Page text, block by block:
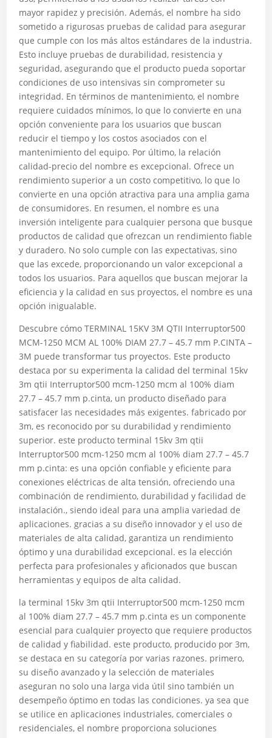
mayor rapidez y precisión. Además, el nombre ha sido
sometido a rigurosas pruebas de calidad para asegurar
que cumple con los más altos estándares de la industria.
Esto incluye pruebas de durabilidad, resistencia y
seguridad, asegurando que el producto pueda soportar
condiciones de uso intensivas sin comprometer su
integridad. En términos de mantenimiento, el nombre
requiere cuidados mínimos, lo que lo convierte en una
opción conveniente para los usuarios que buscan
reducir el tiempo y los costos asociados con el
mantenimiento del equipo. Por último, la relación
calidad-precio del nombre es excepcional. Ofrece un
rendimiento superior a un costo competitivo, lo que lo
convierte en una opción atractiva para una amplia gama
de consumidores. En resumen, el nombre es una
inversión inteligente para cualquier persona que busque
productos de calidad que ofrezcan un rendimiento fiable
y duradero. No solo cumple con las expectativas, sino
que las excede, proporcionando un valor excepcional a
todos los usuarios. Para aquellos que buscan mejorar la
eficiencia y la calidad en sus proyectos, el nombre es una
opción inigualable.
Descubre cómo TERMINAL 15KV 3M QTII Interruptor500
MCM-1250 MCM AL 100% DIAM 27.7 – 45.7 mm P.CINTA –
3M puede transformar tus proyectos. Este producto
destaca por su experimenta la calidad del terminal 15kv
3m qtii Interruptor500 mcm-1250 mcm al 100% diam
27.7 – 45.7 mm p.cinta, un producto diseñado para
satisfacer las necesidades más exigentes. fabricado por
3m, es reconocido por su durabilidad y rendimiento
superior. este producto terminal 15kv 3m qtii
Interruptor500 mcm-1250 mcm al 100% diam 27.7 – 45.7
mm p.cinta: es una opción confiable y eficiente para
conexiones eléctricas de alta tensión, ofreciendo una
combinación de rendimiento, durabilidad y facilidad de
instalación., siendo ideal para una amplia variedad de
aplicaciones. gracias a su diseño innovador y el uso de
materiales de alta calidad, garantiza un rendimiento
óptimo y una durabilidad excepcional. es la elección
perfecta para profesionales y aficionados que buscan
herramientas y equipos de alta calidad.
la terminal 15kv 3m qtii Interruptor500 mcm-1250 mcm
al 100% diam 27.7 – 45.7 mm p.cinta es un componente
esencial para cualquier proyecto que requiere productos
de calidad y fiabilidad. este producto, producido por 3m,
se destaca en su categoría por varias razones. primero,
su diseño avanzado y la selección de materiales
aseguran no solo una larga vida útil sino también un
desempeño óptimo en todas las condiciones. ya sea que
se utilice en aplicaciones industriales, comerciales o
residenciales, el nombre proporciona soluciones